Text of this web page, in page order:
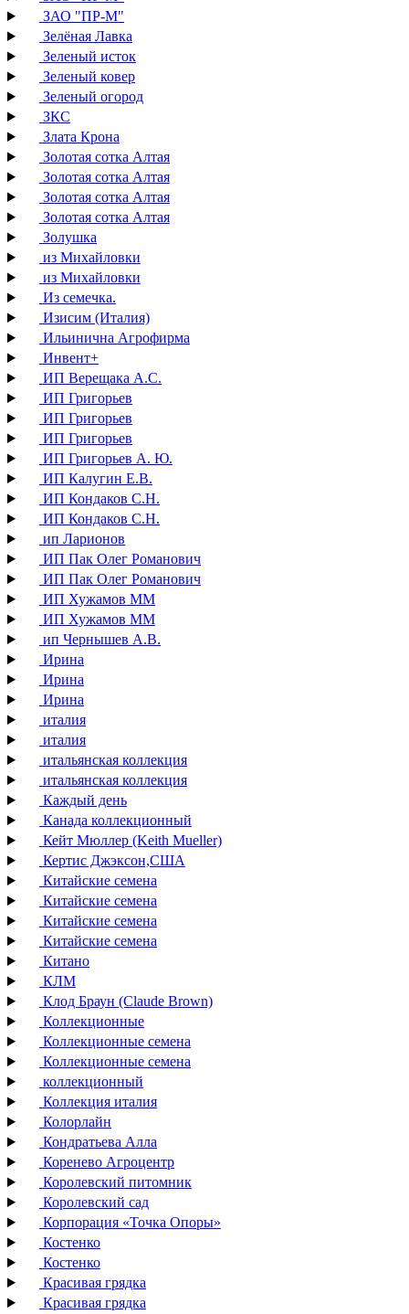
ЗАО "ПР-М"
Зелёная Лавка
Зеленый исток
Зеленый ковер
Зеленый огород
ЗКС
Злата Крона
Золотая сотка Алтая
Золотая сотка Алтая
Золотая сотка Алтая
Золотая сотка Алтая
Золушка
из Михайловки
из Михайловки
Из семечка.
Изисим (Италия)
Ильинична Агрофирма
Инвент+
ИП Верещака А.С.
ИП Григорьев
ИП Григорьев
ИП Григорьев
ИП Григорьев А. Ю.
ИП Калугин Е.В.
ИП Кондаков С.Н.
ИП Кондаков С.Н.
ип Ларионов
ИП Пак Олег Романович
ИП Пак Олег Романович
ИП Хужамов ММ
ИП Хужамов ММ
ип Чернышев А.В.
Ирина
Ирина
Ирина
италия
италия
итальянская коллекция
итальянская коллекция
Каждый день
Канада коллекционный
Кейт Мюллер (Keith Mueller)
Кертис Джэксон,США
Китайские семена
Китайские семена
Китайские семена
Китайские семена
Китано
КЛМ
Клод Браун (Claude Brown)
Коллекционные
Коллекционные семена
Коллекционные семена
коллекционный
Коллекция италия
Колорлайн
Кондратьева Алла
Коренево Агроцентр
Королевский питомник
Королевский сад
Корпорация «Точка Опоры»
Костенко
Костенко
Красивая грядка
Красивая грядка